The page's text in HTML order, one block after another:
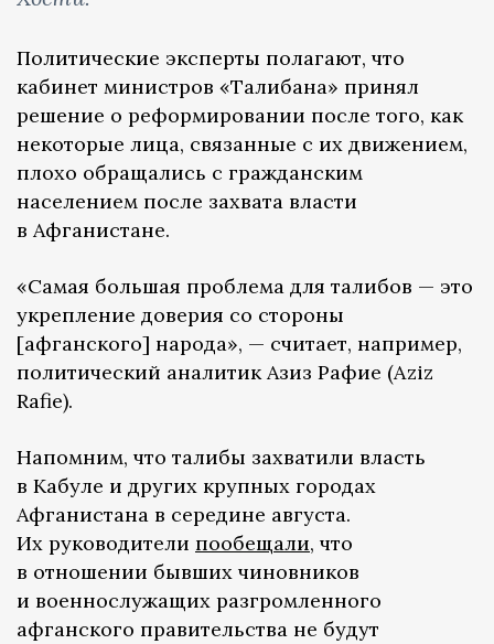
Политические эксперты полагают, что
кабинет министров «Талибана» принял
решение о реформировании после того, как
некоторые лица, связанные с их движением,
плохо обращались с гражданским
населением после захвата власти
в Афганистане.
«Самая большая проблема для талибов — это
укрепление доверия со стороны
[афганского] народа», — считает, например,
политический аналитик Азиз Рафие (Aziz
Rafie).
Напомним, что талибы захватили власть
в Кабуле и других крупных городах
Афганистана в середине августа.
Их руководители пообещали, что
в отношении бывших чиновников
и военнослужащих разгромленного
афганского правительства не будут